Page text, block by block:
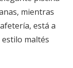
mientras
está a
maltés